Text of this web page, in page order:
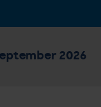
2026